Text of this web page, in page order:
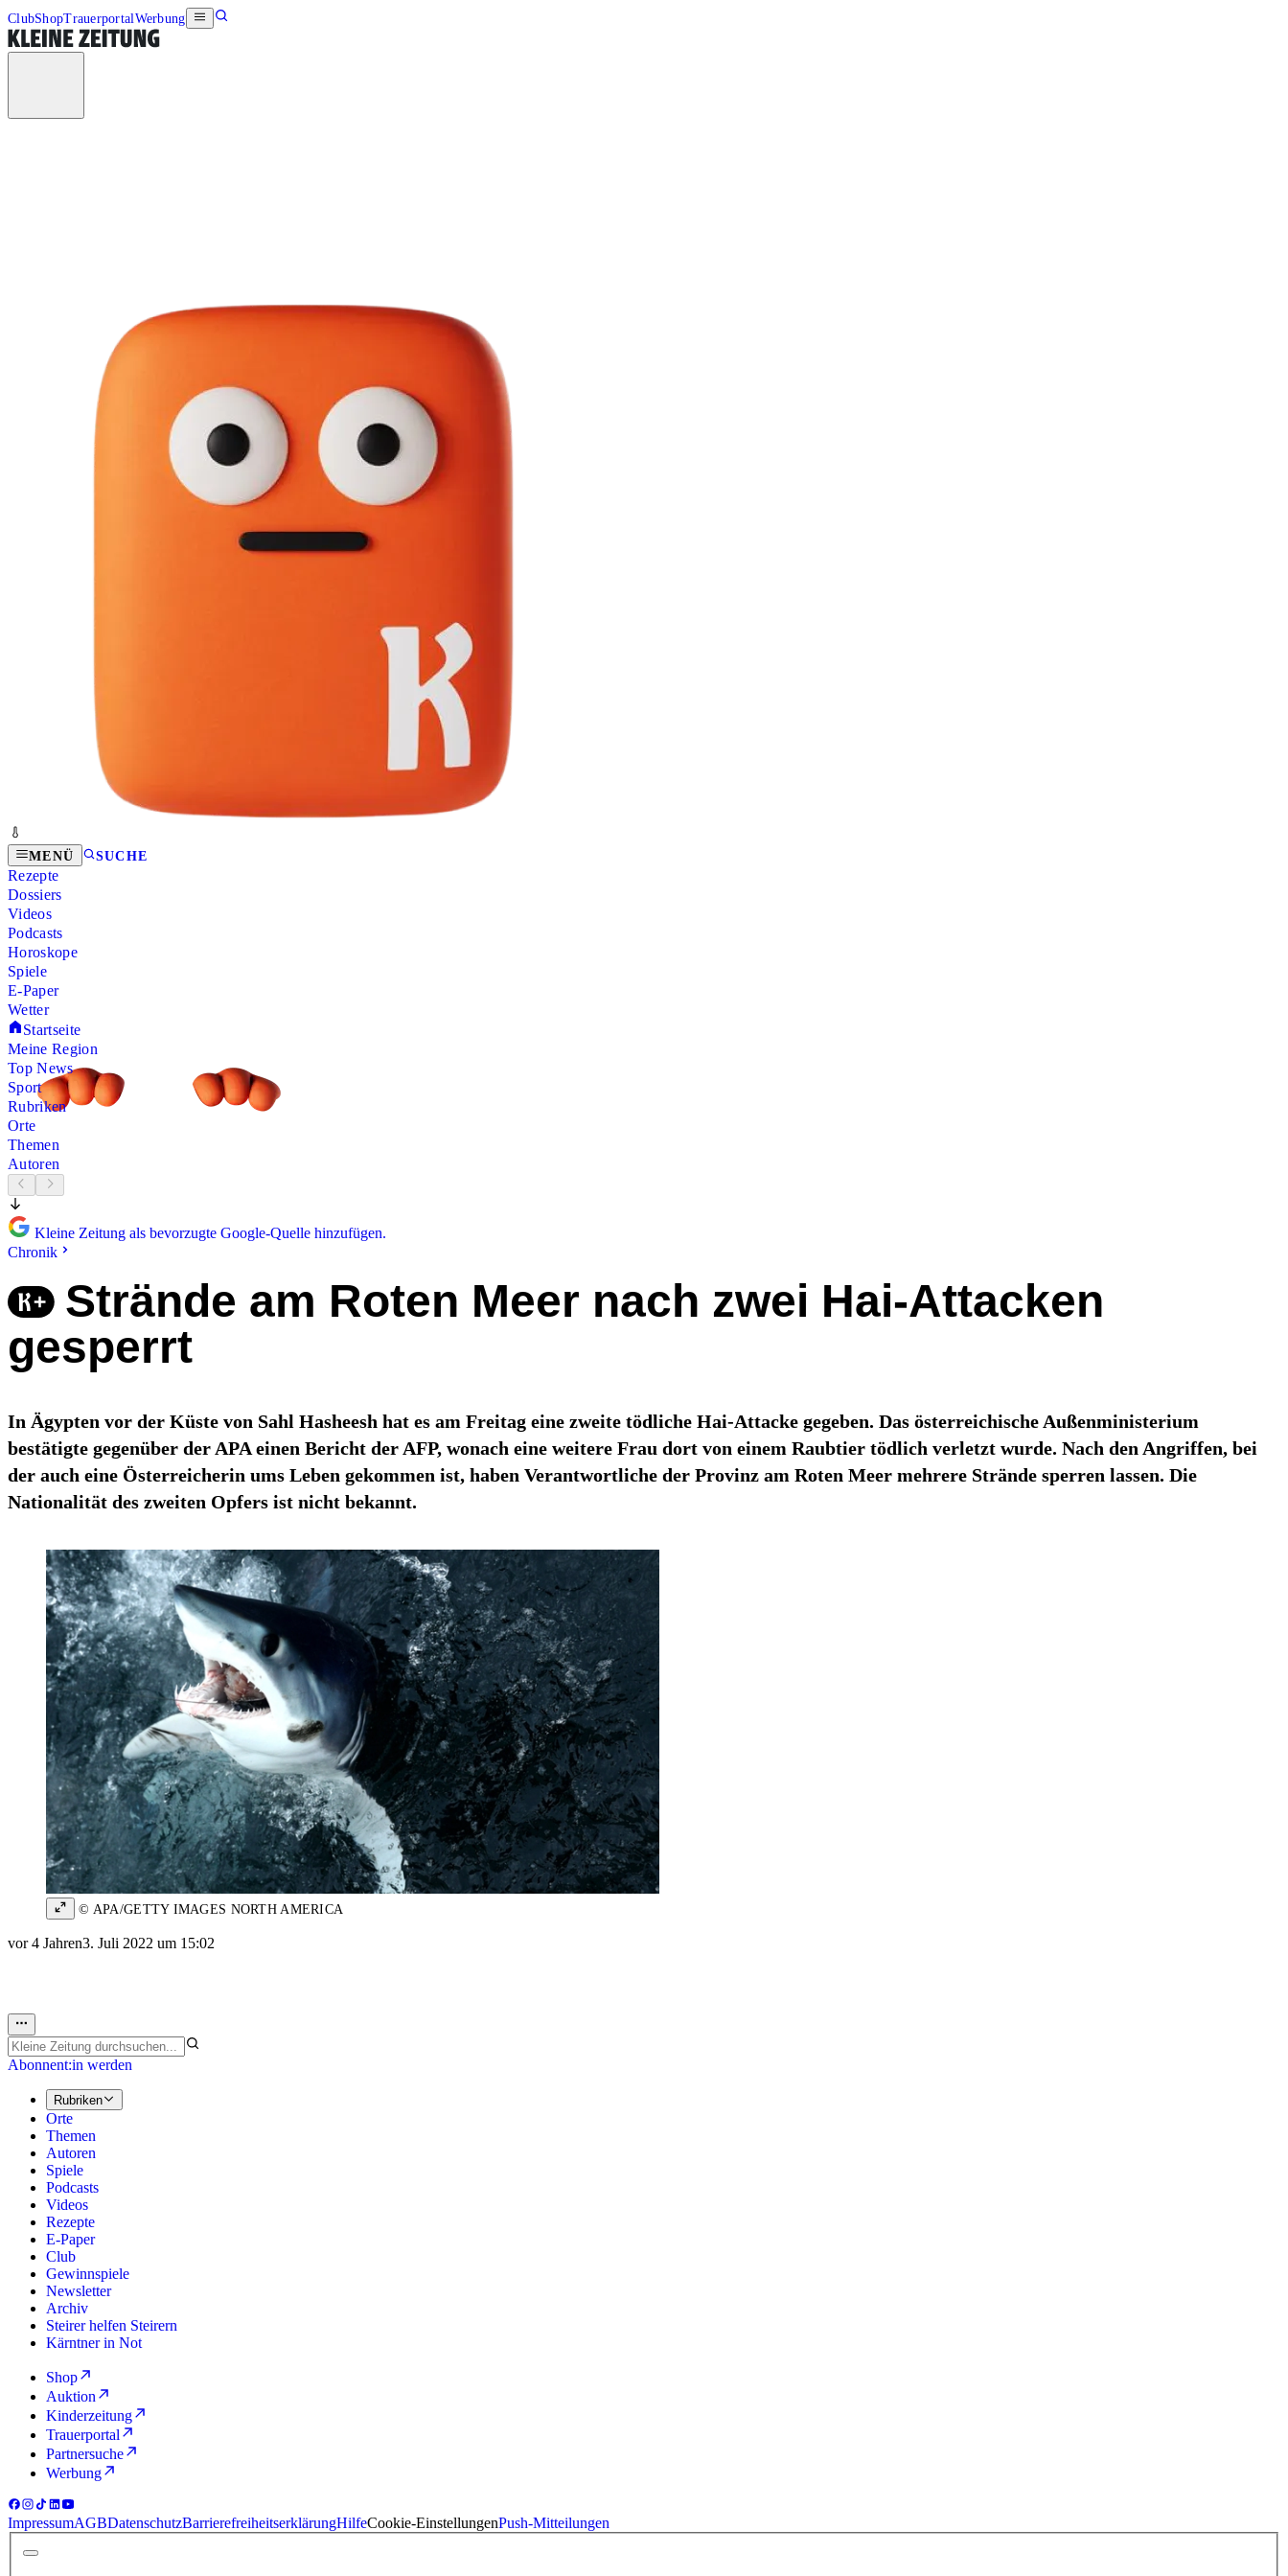
ClubShopTrauerportalWerbung
MENÜ SUCHE
Rezepte
Dossiers
Videos
Podcasts
Horoskope
Spiele
E-Paper
Wetter
Startseite
Meine Region
Top News
Sport
Rubriken
Orte
Themen
Autoren
Kleine Zeitung als bevorzugte Google-Quelle hinzufügen.
Chronik
Strände am Roten Meer nach zwei Hai-Attacken
gesperrt
In Ägypten vor der Küste von Sahl Hasheesh hat es am Freitag eine zweite tödliche Hai-Attacke gegeben. Das österreichische Außenministerium
bestätigte gegenüber der APA einen Bericht der AFP, wonach eine weitere Frau dort von einem Raubtier tödlich verletzt wurde. Nach den Angriffen, bei
der auch eine Österreicherin ums Leben gekommen ist, haben Verantwortliche der Provinz am Roten Meer mehrere Strände sperren lassen. Die
Nationalität des zweiten Opfers ist nicht bekannt.
© APA/GETTY IMAGES NORTH AMERICA
vor 4 Jahren3. Juli 2022 um 15:02
Abonnent:in werden
Rubriken
Orte
Themen
Autoren
Spiele
Podcasts
Videos
Rezepte
E-Paper
Club
Gewinnspiele
Newsletter
Archiv
Steirer helfen Steirern
Kärntner in Not
Shop
Auktion
Kinderzeitung
Trauerportal
Partnersuche
Werbung
ImpressumAGBDatenschutzBarrierefreiheitserklärungHilfeCookie-EinstellungenPush-Mitteilungen